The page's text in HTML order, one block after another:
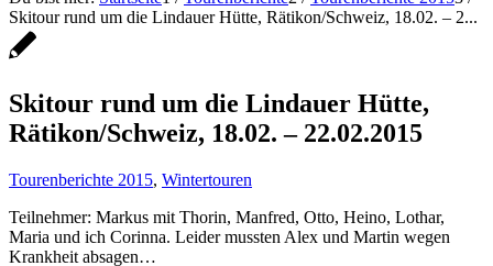
Skitour rund um die Lindauer Hütte, Rätikon/Schweiz, 18.02. – 2...
Skitour rund um die Lindauer Hütte,
Rätikon/Schweiz, 18.02. – 22.02.2015
Tourenberichte 2015, Wintertouren
Teilnehmer: Markus mit Thorin, Manfred, Otto, Heino, Lothar,
Maria und ich Corinna. Leider mussten Alex und Martin wegen
Krankheit absagen…